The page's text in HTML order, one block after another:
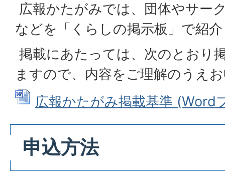
広報かたがみでは、団体やサー
などを「くらしの掲示板」で紹
掲載にあたっては、次のとおり
ますので、内容をご理解のうえ
広報かたがみ掲載基準 (Word
申込方法